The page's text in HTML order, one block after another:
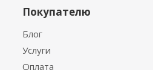
Покупателю
Блог
Услуги
Оплата